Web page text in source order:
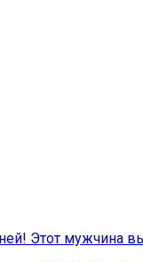
Этот мужчина